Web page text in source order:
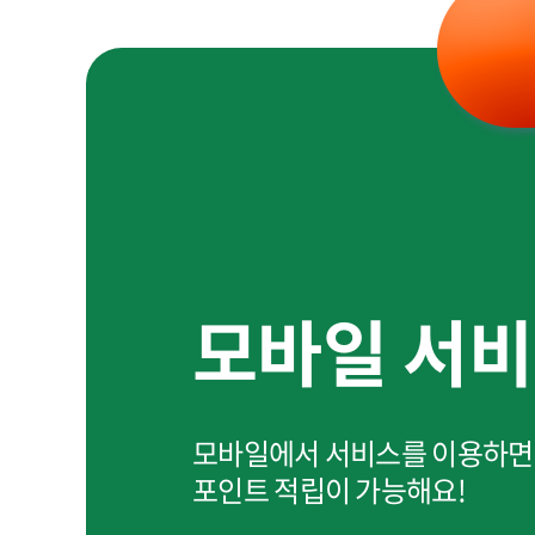
모바일 서
모바일에서 서비스를 이용하면
포인트 적립이 가능해요!